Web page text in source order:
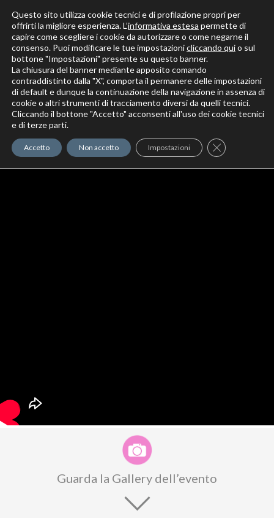
Solo per veri decoratori
Elite Pro
Guarda la Gallery dell’evento
Questo sito utilizza cookie tecnici e di profilazione propri per
offrirti la migliore esperienza. L’informativa estesa permette di
capire come scegliere i cookie da autorizzare o come negarne il
consenso. Puoi modificare le tue impostazionicliccando quio sul
bottone "Impostazioni" presente su questo banner.
La chiusura del banner mediante apposito comando
contraddistinto dalla "X", comporta il permanere delle impostazioni
di default e dunque la continuazione della navigazione in assenza di
cookie o altri strumenti di tracciamento diversi da quelli tecnici.
Cliccando il bottone "Accetto" acconsenti all'uso dei cookie tecnici
e di terze parti.
Accetto Non accetto Impostazioni Close GDPR